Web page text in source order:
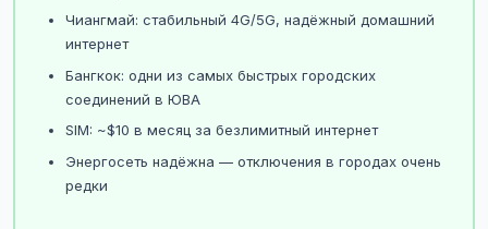
Чиангмай: стабильный 4G/5G, надёжный домашний
интернет
Бангкок: одни из самых быстрых городских
соединений в ЮВА
SIM: ~$10 в месяц за безлимитный интернет
Энергосеть надёжна — отключения в городах очень
редки